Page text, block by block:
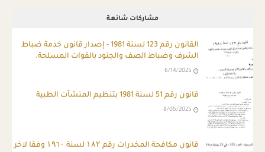
مشاركات شائعة
ِالقانون رقم 123 لسنة 1981 - إصدار قانون خدمة ضباط
الشرف وضباط الصف والجنود بالقوات المسلحة.
6/14/2025
قانون رقم 51 لسنة 1981 بتنظيم المنشآت الطبية
8/05/2025
قانون مكافحة المخدرات رقم ۱۸۲ لسنة ۱۹٦۰ وفقا لاخر